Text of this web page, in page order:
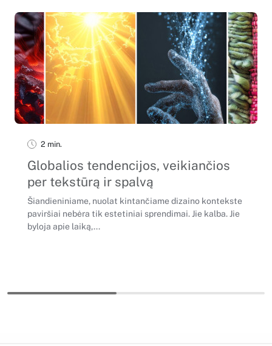
2 min.
Globalios tendencijos, veikiančios
per tekstūrą ir spalvą
Šiandieniniame, nuolat kintančiame dizaino kontekste
paviršiai nebėra tik estetiniai sprendimai. Jie kalba. Jie
byloja apie laiką,...